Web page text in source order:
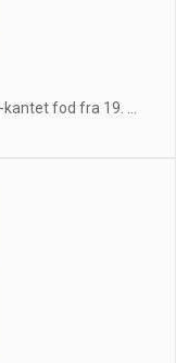
fod fra 19. ...